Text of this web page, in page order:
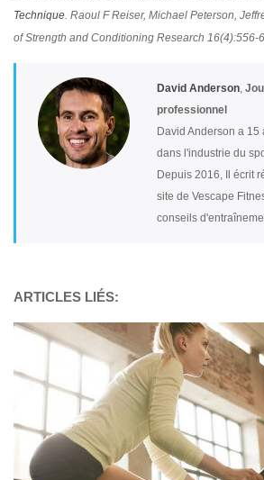
Technique. Raoul F Reiser, Michael Peterson,
of Strength and Conditioning Research 16(4):556-
David Anderson,
professionnel
David Anderson a 15
dans l'industrie du
Depuis 2016, Il écrit
site de Vescape
conseils
ARTICLES LIÉS: